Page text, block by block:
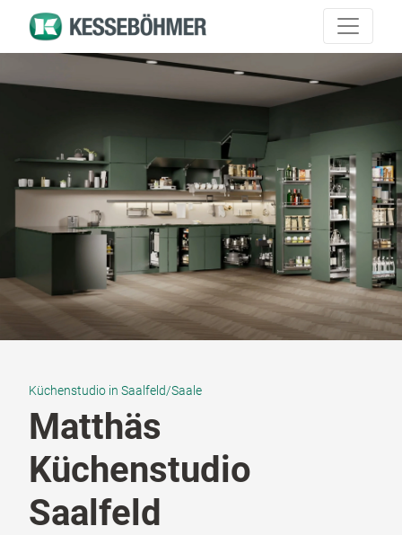
Küchenstudio in Saalfeld/Saale
Matthäs
Küchenstudio
Saalfeld